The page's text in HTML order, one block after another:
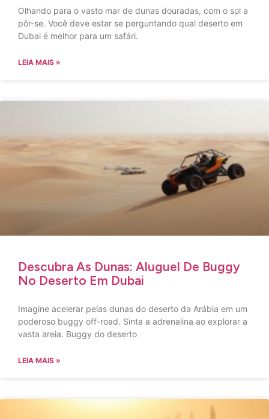
Olhando para o vasto mar de dunas douradas, com o sol a
pôr-se. Você deve estar se perguntando qual deserto em
Dubai é melhor para um safári.
LEIA MAIS »
Descubra As Dunas: Aluguel De Buggy
No Deserto Em Dubai
Imagine acelerar pelas dunas do deserto da Arábia em um
poderoso buggy off-road. Sinta a adrenalina ao explorar a
vasta areia. Buggy do deserto
LEIA MAIS »